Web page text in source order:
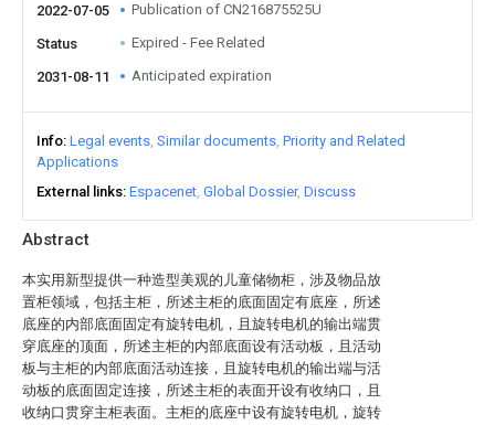
Abstract
本实用新型提供一种造型美观的儿童储物柜，涉及物品放
置柜领域，包括主柜，所述主柜的底面固定有底座，所述
底座的内部底面固定有旋转电机，且旋转电机的输出端贯
穿底座的顶面，所述主柜的内部底面设有活动板，且活动
板与主柜的内部底面活动连接，且旋转电机的输出端与活
动板的底面固定连接，所述主柜的表面开设有收纳口，且
收纳口贯穿主柜表面。主柜的底座中设有旋转电机，旋转
2022-07-05 Publication of CN216875525U
Status Expired - Fee Related
2031-08-11 Anticipated expiration
Info Legal events Similar documents Priority and Related
Applications
External links Espacenet Global Dossier Discuss